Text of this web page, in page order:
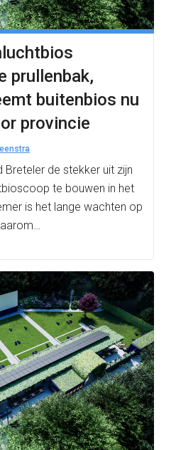
prullenbak,
buitenbios nu
provincie
Breteler de stekker uit zijn
te bouwen in het
is het lange wachten op